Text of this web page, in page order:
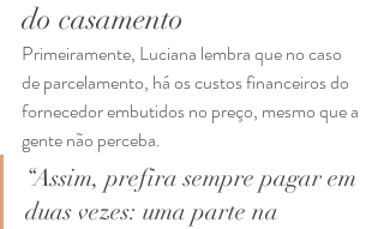
do casamento
Primeiramente, Luciana lembra que no caso
de parcelamento, há os custos financeiros do
fornecedor embutidos no preço, mesmo que a
gente não perceba.
“Assim, prefira sempre pagar em
duas vezes: uma parte na